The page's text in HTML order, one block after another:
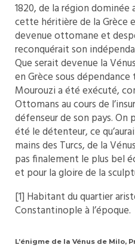
1820, de la région
cette héritière de la Grèce
devenue ottomane et
reconquérait son
Que serait devenue la
en Grèce sous
Mourouzi a été exécuté,
Ottomans au cours de
défenseur de son pays. On
été le détenteur, ce
mains des Turcs, de la
pas finalement le plus bel
et pour la gloire de la
[1] Habitant du quartier
Constantinople à l’époque.
L’énigme de la Vénus de Milo,